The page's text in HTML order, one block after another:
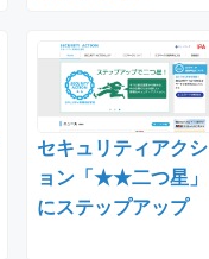
セキュリティアクシ
ョン「★★二つ星」
にステップアップ